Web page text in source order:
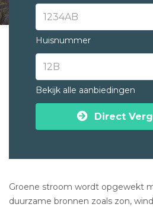
Huisnummer
Bekijk alle aanbiedingen
Direct
Groene stroom wordt opgewekt
duurzame bronnen zoals zon,